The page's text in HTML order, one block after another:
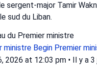
sergent-major Tamir
sud du Liban.
du Premier ministre
ministre Begin Premier
2026 at 12:03 pm • Il y a 3